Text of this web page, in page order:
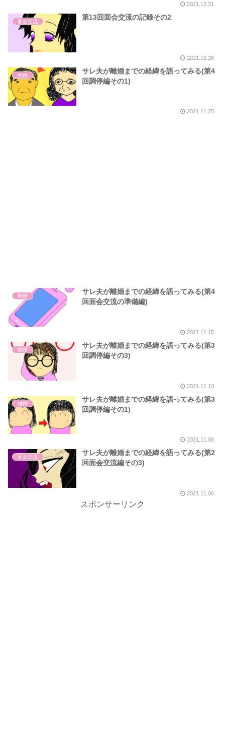
2021.12.31
面会交流
第13回面会交流の記録その2
2021.12.26
離婚
サレ夫が離婚までの経緯を語ってみる(第4
回調停編その1)
2021.11.25
離婚
サレ夫が離婚までの経緯を語ってみる(第4
回面会交流の準備編)
2021.11.15
離婚
サレ夫が離婚までの経緯を語ってみる(第3
回調停編その3)
2021.11.10
離婚
サレ夫が離婚までの経緯を語ってみる(第3
回調停編その1)
2021.11.08
面会交流
サレ夫が離婚までの経緯を語ってみる(第2
回面会交流編その3)
2021.11.06
スポンサーリンク